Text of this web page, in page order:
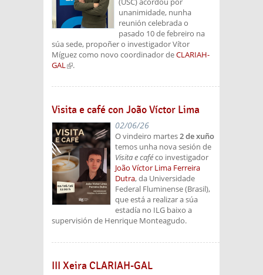
unanimidade, nunha
reunión celebrada o
pasado 10 de febreiro na
súa sede, propoñer o investigador Vítor
Míguez como novo coordinador deCLARIAH-
GAL(link is external)
.
Visita e café con João Víctor Lima
02/06/26
O vindeiro martes2 de xuño
temos unha nova sesión de
Visita e caféco investigador
João Víctor Lima Ferreira
Dutra, da Universidade
Federal Fluminense (Brasil),
que está a realizar a súa
estadía no ILG baixo a
supervisión de Henrique Monteagudo.
III Xeira CLARIAH-GAL